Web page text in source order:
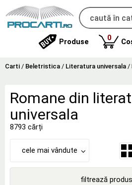
Produse 0
Carti / Beletristica / Literatura universala /
Romane din
universala
8793 cărți
cele mai vândute
filtrează